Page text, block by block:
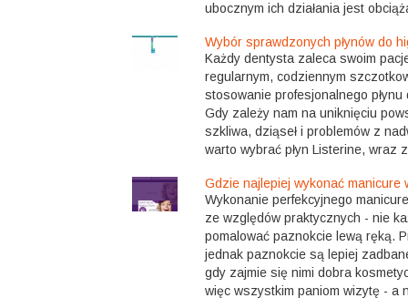
ubocznym ich działania jest
Wybór sprawdzonych płynów do
Każdy dentysta zaleca swoim
regularnym, codziennym
stosowanie profesjonalnego
Gdy zależy nam na uniknięciu
szkliwa, dziąseł i problemów z
warto wybrać płyn Listerine, wraz
Gdzie najlepiej wykonać manicure
Wykonanie perfekcyjnego
ze względów praktycznych - nie
pomalować paznokcie lewą ręką.
jednak paznokcie są lepiej
gdy zajmie się nimi dobra
więc wszystkim paniom wizytę - a